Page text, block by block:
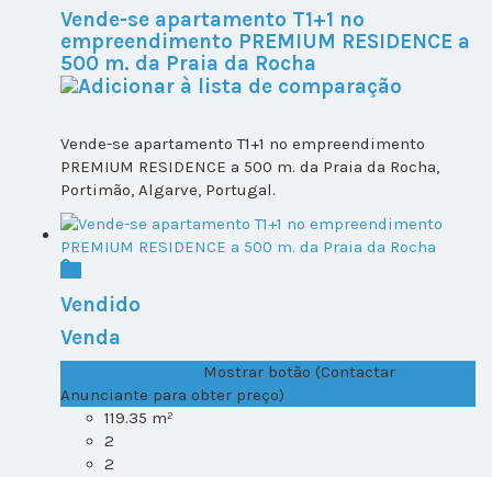
Vende-se apartamento T1+1 no
empreendimento PREMIUM RESIDENCE a
500 m. da Praia da Rocha
Vende-se apartamento T1+1 no empreendimento
PREMIUM RESIDENCE a 500 m. da Praia da Rocha,
Portimão, Algarve, Portugal.
Vendido
Venda
Mostrar botão (Contactar
Anunciante para obter preço)
119.35 m²
2
2